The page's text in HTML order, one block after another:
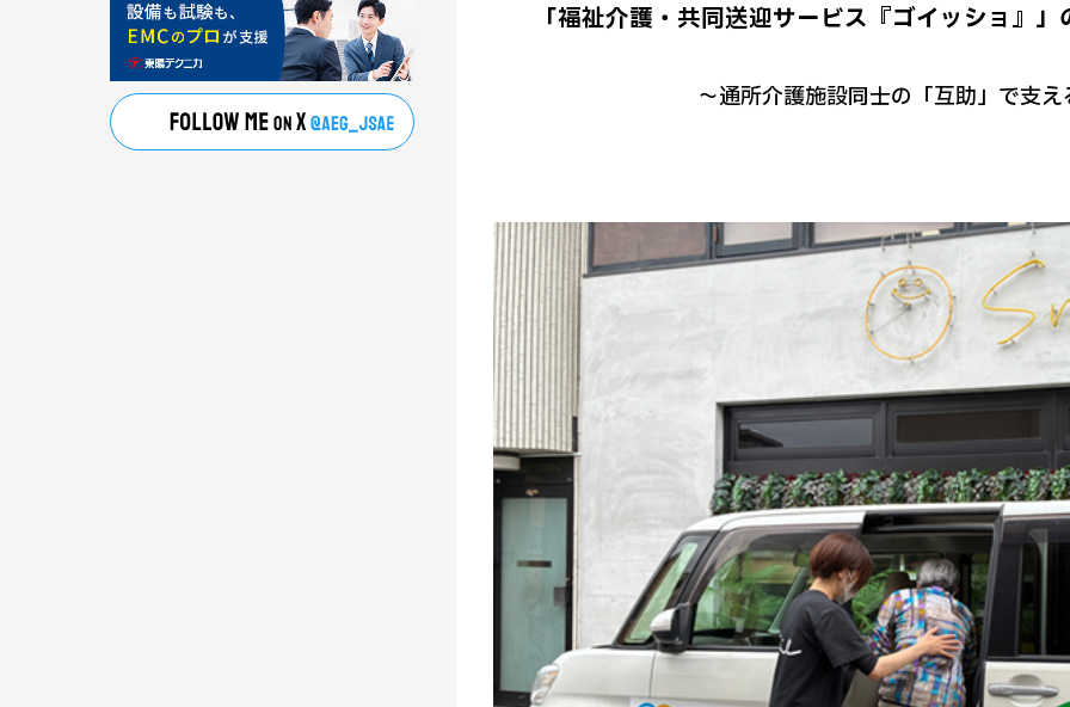
「福祉介護・共同送迎サービス『ゴイッショ』
～通所介護施設同士の「互助」で支